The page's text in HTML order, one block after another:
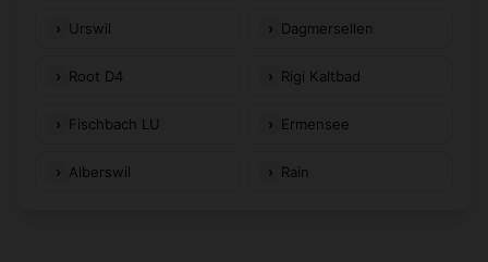
Urswil Dagmersellen
Root D4 Rigi Kaltbad
Fischbach LU Ermensee
Alberswil Rain